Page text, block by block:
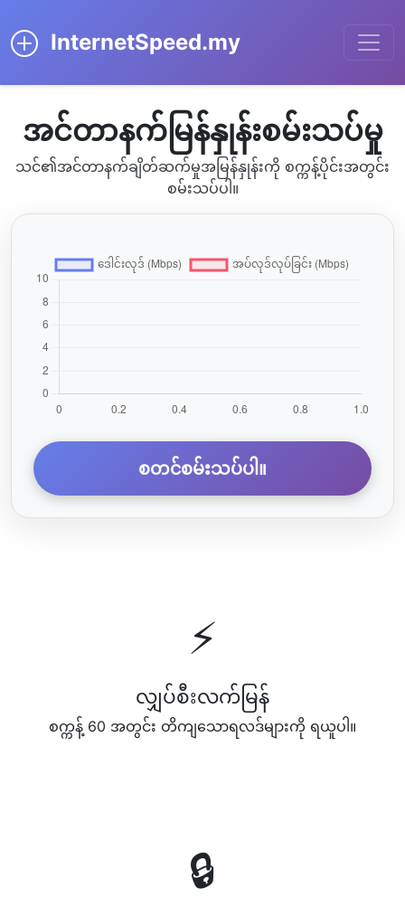
InternetSpeed.my
အင်တာနက်မြန်နှုန်းစမ်းသပ်မှု
သင်၏အင်တာနက်ချိတ်ဆက်မှုအမြန်နှုန်းကို စက္ကန့်ပိုင်းအတွင်း
စမ်းသပ်ပါ။
စတင်စမ်းသပ်ပါ။
⚡
လျှပ်စီးလက်မြန်
စက္ကန့် 60 အတွင်း တိကျသောရလဒ်များကို ရယူပါ။
🔒